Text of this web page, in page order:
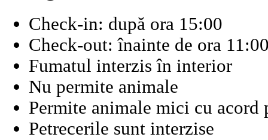
Check-in: după ora 15:00
Check-out: înainte de ora
Fumatul interzis în interior
Nu permite animale
Permite animale mici cu
Petrecerile sunt interzise